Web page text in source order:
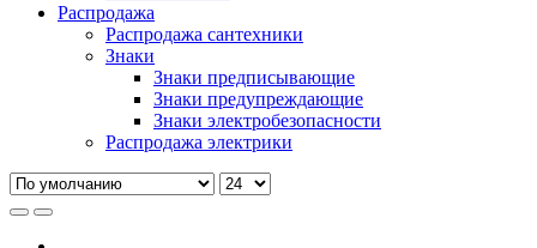
Распродажа
Распродажа сантехники
Знаки
Знаки предписывающие
Знаки предупреждающие
Знаки электробезопасности
Распродажа электрики